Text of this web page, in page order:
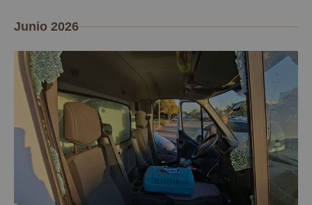
Junio 2026